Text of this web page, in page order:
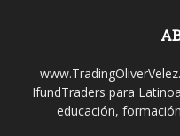
IfundTraders para
educación,